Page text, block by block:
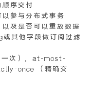
序交付
参与分布式事务
及是否可以重放数据
其他字段做订阅过滤
次），at-most-
once （精确交